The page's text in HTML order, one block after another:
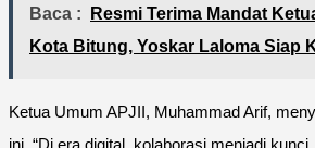
Baca :
Resmi Terima Mandat
Kota Bitung, Yoskar Laloma Siap
Ketua Umum APJII, Muhammad Arif,
ini, “Di era digital, kolaborasi menjadi